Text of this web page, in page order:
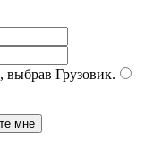
выбрав Грузовик.